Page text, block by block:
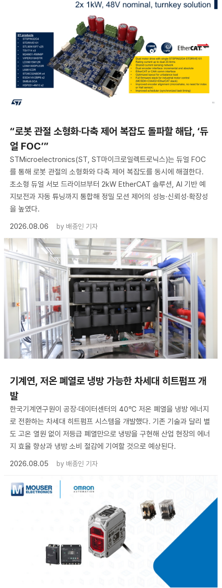
“로봇 관절 소형화·다축 제어 복잡도 돌파할 해답, ‘듀
얼 FOC’”
STMicroelectronics(ST, ST마이크로일렉트로닉스)는 듀얼 FOC
를 통해 로봇 관절의 소형화와 다축 제어 복잡도를 동시에 해결한다.
초소형 듀얼 서보 드라이브부터 2kW EtherCAT 솔루션, AI 기반 예
지보전과 자동 튜닝까지 통합해 정밀 모션 제어의 성능·신뢰성·확장성
을 높였다.
2026.08.06
by 배종인 기자
기계연, 저온 폐열로 냉방 가능한 차세대 히트펌프 개
발
한국기계연구원이 공장·데이터센터의 40℃ 저온 폐열을 냉방 에너지
로 전환하는 차세대 히트펌프 시스템을 개발했다. 기존 기술과 달리 별
도 고온 열원 없이 저등급 폐열만으로 냉방을 구현해 산업 현장의 에너
지 효율 향상과 냉방 소비 절감에 기여할 것으로 예상된다.
2026.08.05
by 배종인 기자